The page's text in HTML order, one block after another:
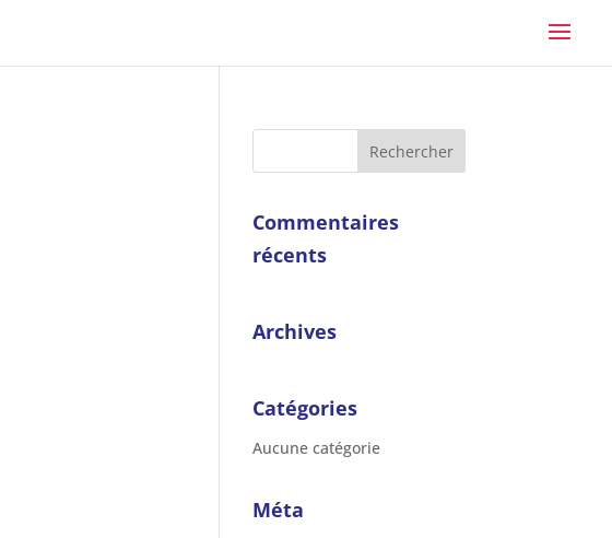
Commentaires
récents
Archives
Catégories
Aucune catégorie
Méta